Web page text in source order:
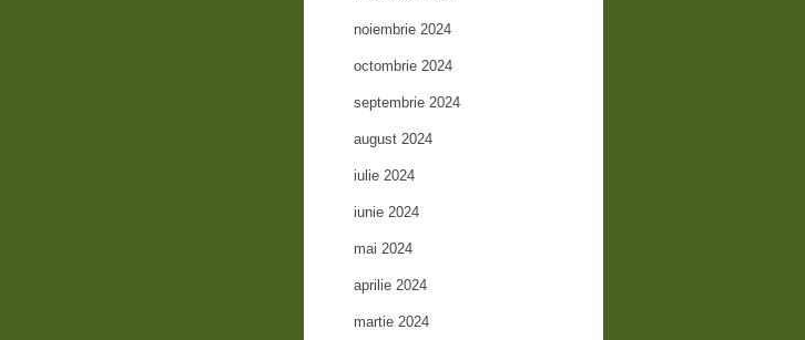
noiembrie 2024
octombrie 2024
septembrie 2024
august 2024
iulie 2024
iunie 2024
mai 2024
aprilie 2024
martie 2024